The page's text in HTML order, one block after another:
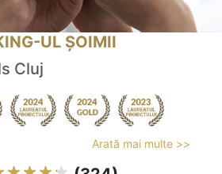
UL ȘOIMII
Cluj
Arată mai multe >>